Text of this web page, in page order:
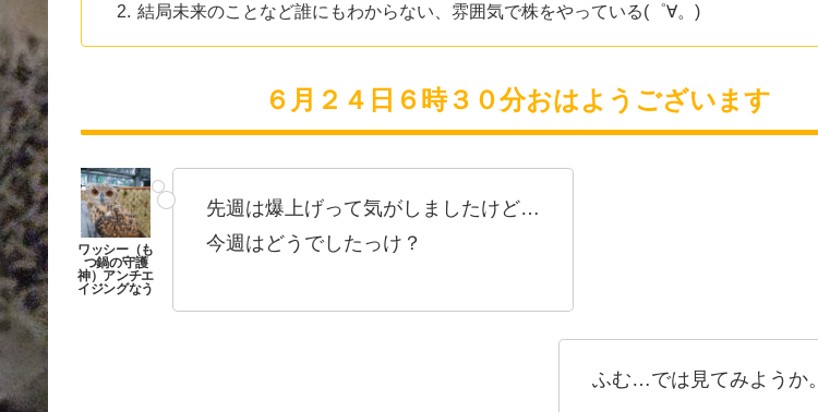
結局未来のことなど誰にもわからない、雰囲気で株をやっている(゜∀。)
６月２４日６時３０分おはようございます
先週は爆上げって気がしましたけど…
今週はどうでしたっけ？
ふむ…では見てみようか。